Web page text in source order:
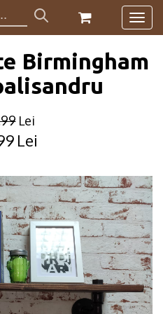
Birmingham
Lei
Original
was:
199.99lei.
Lei
Current
is:
99.99lei.